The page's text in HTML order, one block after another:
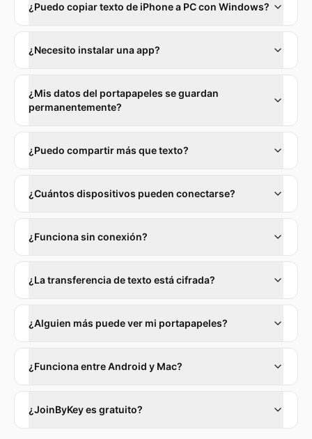
¿Puedo copiar texto de iPhone a PC con Windows?
¿Necesito instalar una app?
¿Mis datos del portapapeles se guardan
permanentemente?
¿Puedo compartir más que texto?
¿Cuántos dispositivos pueden conectarse?
¿Funciona sin conexión?
¿La transferencia de texto está cifrada?
¿Alguien más puede ver mi portapapeles?
¿Funciona entre Android y Mac?
¿JoinByKey es gratuito?